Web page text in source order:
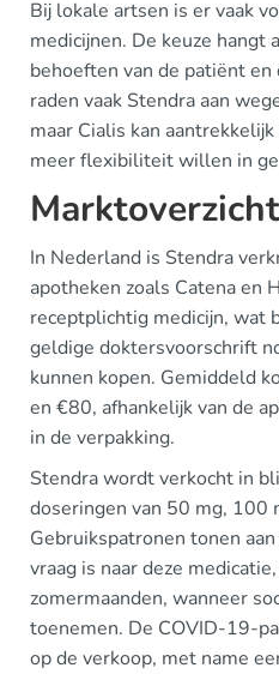
Bij lokale artsen is er vaak
medicijnen. De keuze hangt
behoeften van de patiënt
raden vaak Stendra aan
maar Cialis kan
meer flexibiliteit willen in
Marktoverzicht
In Nederland is Stendra
apotheken zoals Catena en
receptplichtig medicijn, wat
geldige doktersvoorschrift
kunnen kopen. Gemiddeld
en €80, afhankelijk van de
in de verpakking.
Stendra wordt verkocht in
doseringen van 50 mg, 100
Gebruikspatronen tonen
vraag is naar deze
zomermaanden, wanneer
toenemen. De COVID-19-
op de verkoop, met name